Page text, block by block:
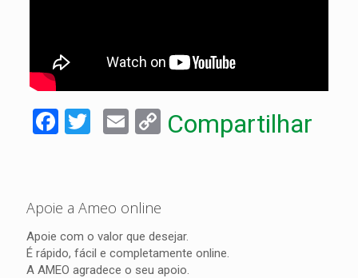
Facebook
TwitterEmail
Copy
Compartilhar
Apoie a Ameo online
Apoie com o valor que desejar.
É rápido, fácil e completamente online.
A AMEO agradece o seu apoio.